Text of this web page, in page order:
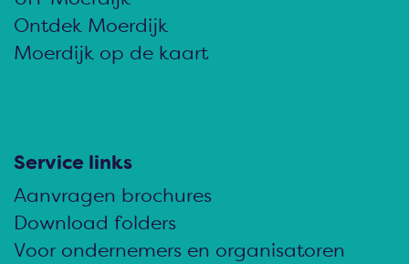
z
e
i
n
a
o
z
e
i
z
e
i
a
Ontdek Moerdijk
Moerdijk op de kaart
Service links
Aanvragen brochures
Download folders
Voor ondernemers en organisatoren